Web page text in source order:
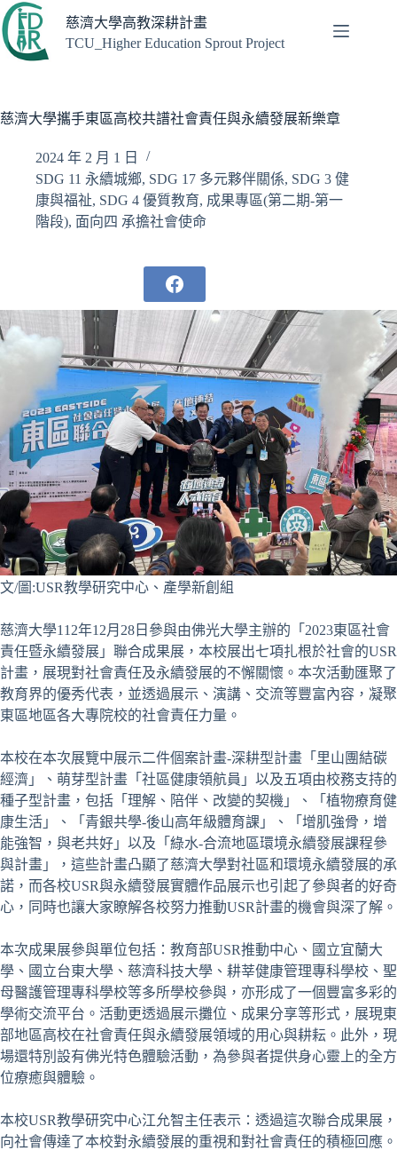
跳
至
主
容
慈濟大學高教深耕計畫
TCU_Higher Education Sprout Project
慈濟大學攜手東區高校共譜社會責任與永續發展新樂章
2024 年 2 月 1 日
SDG 11 永續城鄉, SDG 17 多元夥伴關係, SDG 3 健
康與福祉, SDG 4 優質教育, 成果專區(第二期-第一
階段), 面向四 承擔社會使命
文/圖:USR教學研究中心、產學新創組
慈濟大學112年12月28日參與由佛光大學主辦的「2023東區社會
責任暨永續發展」聯合成果展，本校展出七項扎根於社會的USR
計畫，展現對社會責任及永續發展的不懈關懷。本次活動匯聚了
教育界的優秀代表，並透過展示、演講、交流等豐富內容，凝聚
東區地區各大專院校的社會責任力量。
本校在本次展覽中展示二件個案計畫-深耕型計畫「里山團結碳
經濟」、萌芽型計畫「社區健康領航員」以及五項由校務支持的
種子型計畫，包括「理解、陪伴、改變的契機」、「植物療育健
康生活」、「青銀共學-後山高年級體育課」、「增肌強骨，增
能強智，與老共好」以及「綠水-合流地區環境永續發展課程參
與計畫」，這些計畫凸顯了慈濟大學對社區和環境永續發展的承
諾，而各校USR與永續發展實體作品展示也引起了參與者的好奇
心，同時也讓大家瞭解各校努力推動USR計畫的機會與深了解。
本次成果展參與單位包括：教育部USR推動中心、國立宜蘭大
學、國立台東大學、慈濟科技大學、耕莘健康管理專科學校、聖
母醫護管理專科學校等多所學校參與，亦形成了一個豐富多彩的
學術交流平台。活動更透過展示攤位、成果分享等形式，展現東
部地區高校在社會責任與永續發展領域的用心與耕耘。此外，現
場還特別設有佛光特色體驗活動，為參與者提供身心靈上的全方
位療癒與體驗。
本校USR教學研究中心江允智主任表示：透過這次聯合成果展，
向社會傳達了本校對永續發展的重視和對社會責任的積極回應。